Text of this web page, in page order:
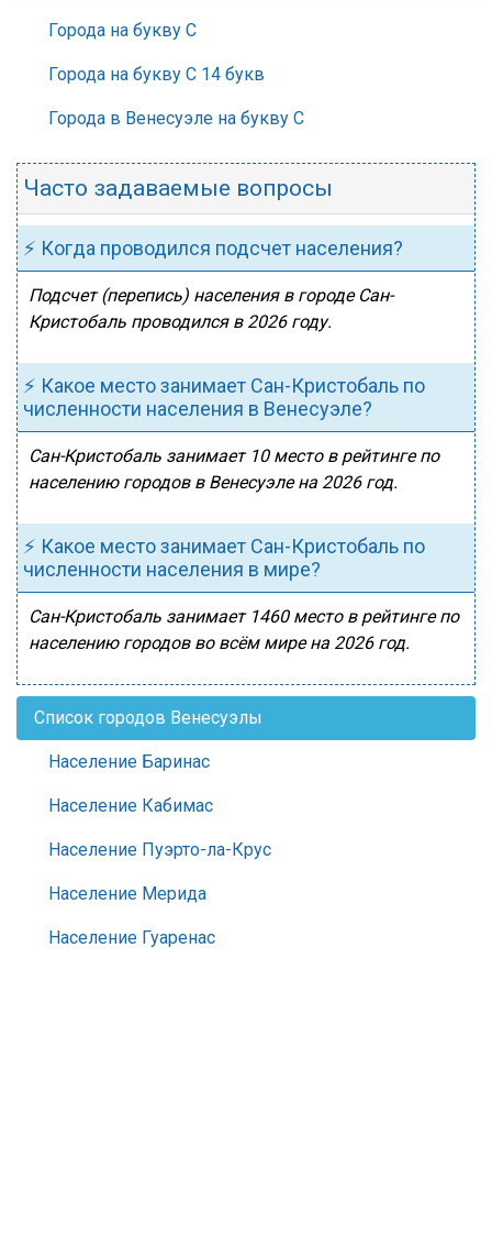
Города на букву С
Города на букву С 14 букв
Города в Венесуэле на букву С
Часто задаваемые вопросы
⚡ Когда проводился подсчет населения?
Подсчет (перепись) населения в городе Сан-
Кристобаль проводился в 2026 году.
⚡ Какое место занимает Сан-Кристобаль по
численности населения в Венесуэле?
Сан-Кристобаль занимает 10 место в рейтинге по
населению городов в Венесуэле на 2026 год.
⚡ Какое место занимает Сан-Кристобаль по
численности населения в мире?
Сан-Кристобаль занимает 1460 место в рейтинге по
населению городов во всём мире на 2026 год.
Список городов Венесуэлы
Население Баринас
Население Кабимас
Население Пуэрто-ла-Крус
Население Мерида
Население Гуаренас